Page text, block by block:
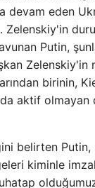
eden
Putin,
birinin,
aktif olmayan
belirten Putin,
kiminle